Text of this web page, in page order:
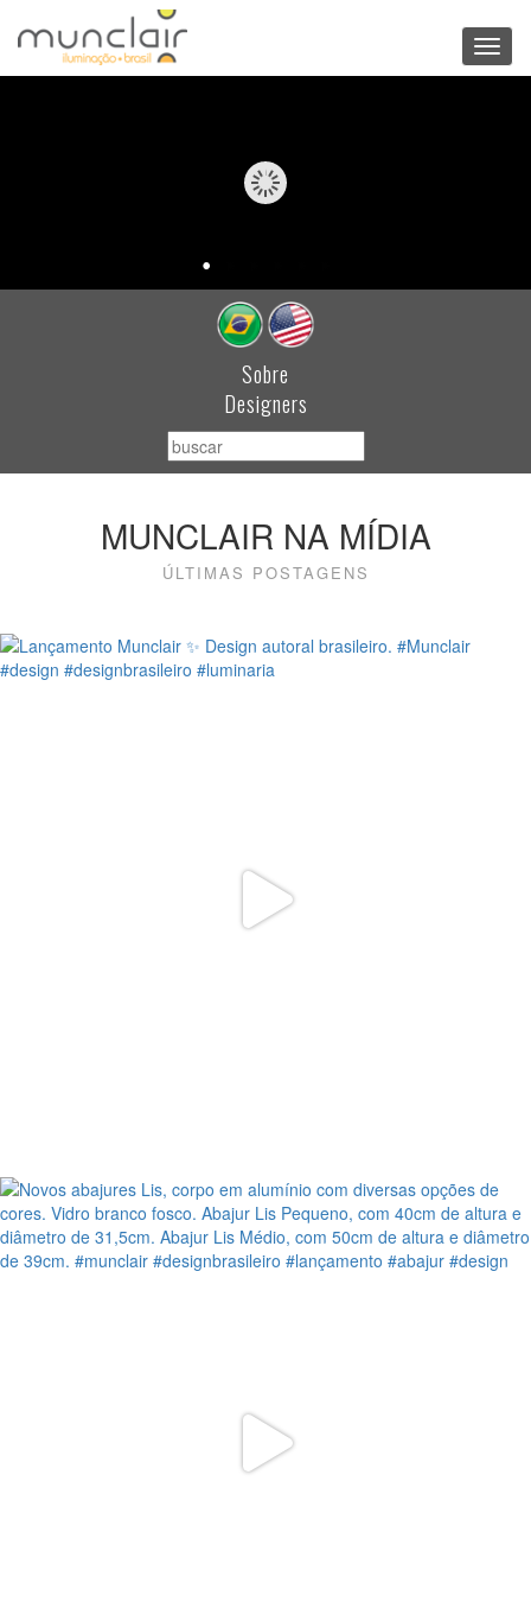
Sobre
Designers
MUNCLAIR NA MÍDIA
ÚLTIMAS POSTAGENS